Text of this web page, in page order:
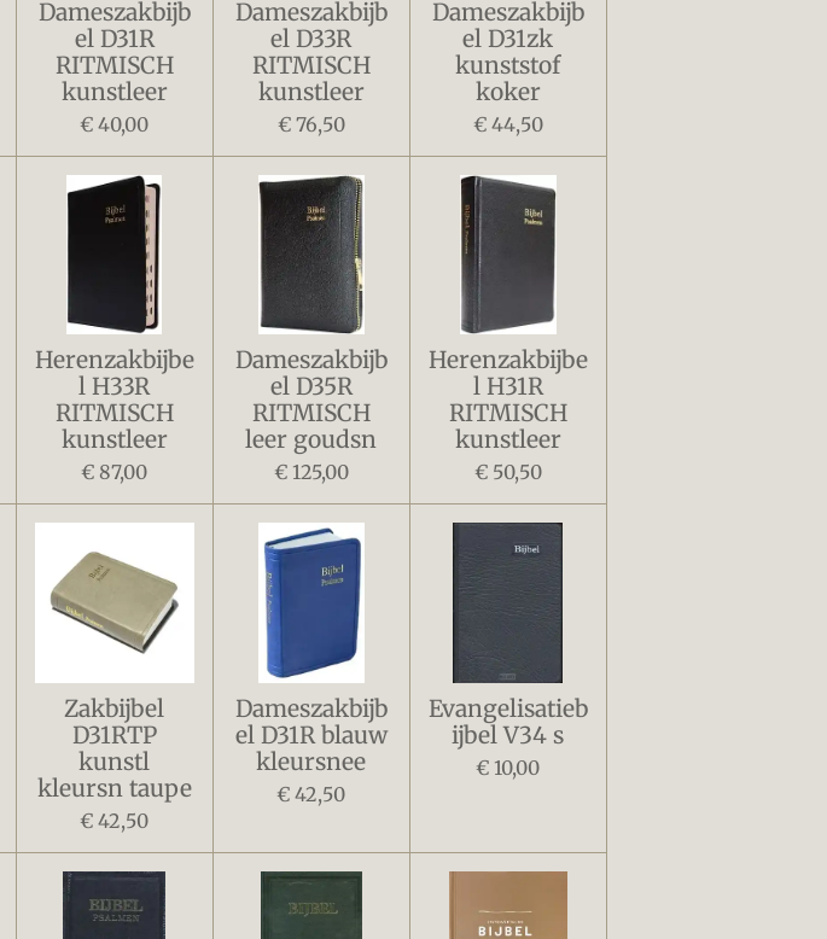
Dameszakbijb
el D31R
RITMISCH
kunstleer
€ 40,00
Dameszakbijb
el D33R
RITMISCH
kunstleer
€ 76,50
Dameszakbijb
el D31zk
kunststof
koker
€ 44,50
Herenzakbijbe
l H33R
RITMISCH
kunstleer
€ 87,00
Dameszakbijb
el D35R
RITMISCH
leer goudsn
€ 125,00
Herenzakbijbe
l H31R
RITMISCH
kunstleer
€ 50,50
Zakbijbel
D31RTP
kunstl
kleursn taupe
€ 42,50
Dameszakbijb
el D31R blauw
kleursnee
€ 42,50
Evangelisatieb
ijbel V34 s
€ 10,00